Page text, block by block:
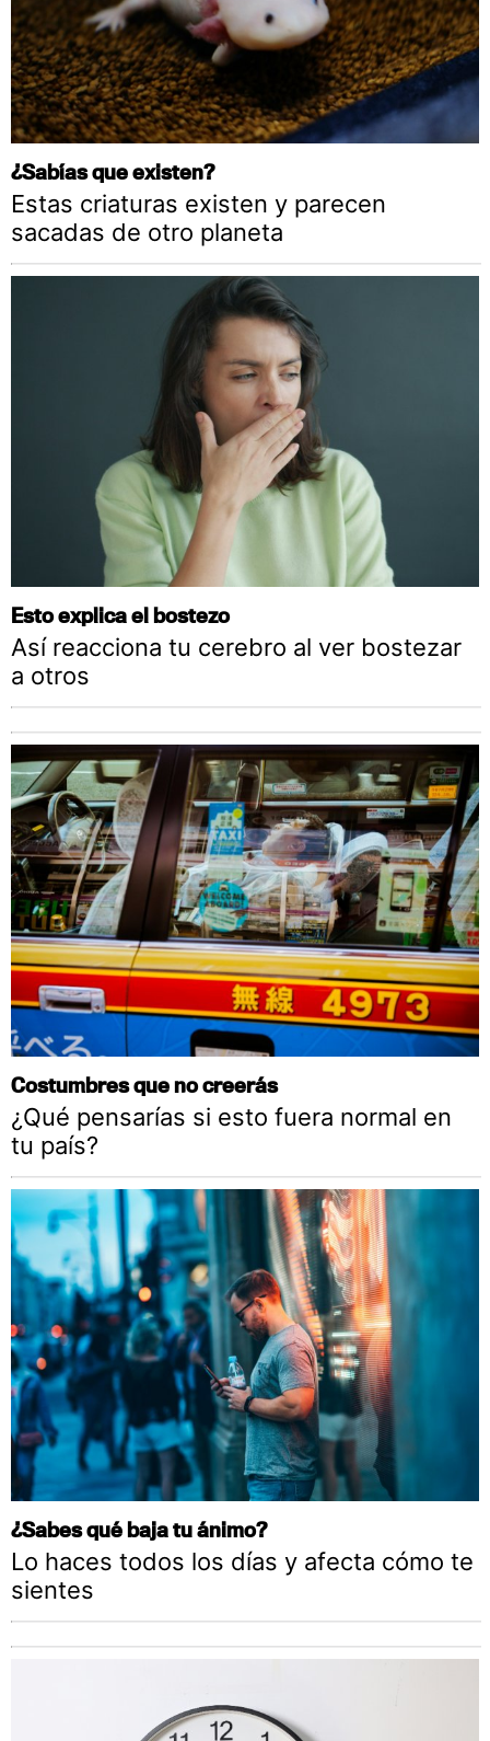
¿Sabías que existen?
Estas criaturas existen y parecen
sacadas de otro planeta
Esto explica el bostezo
Así reacciona tu cerebro al ver bostezar
a otros
Costumbres que no creerás
¿Qué pensarías si esto fuera normal en
tu país?
¿Sabes qué baja tu ánimo?
Lo haces todos los días y afecta cómo te
sientes